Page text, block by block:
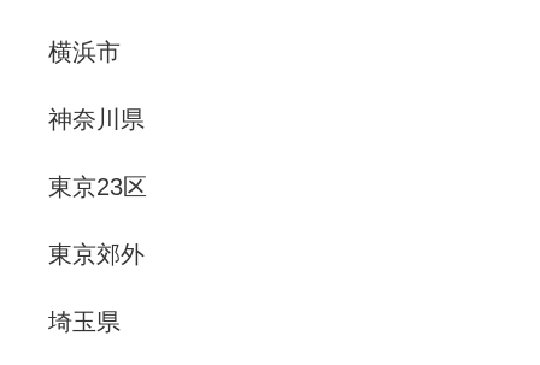
横浜市
神奈川県
東京23区
東京郊外
埼玉県